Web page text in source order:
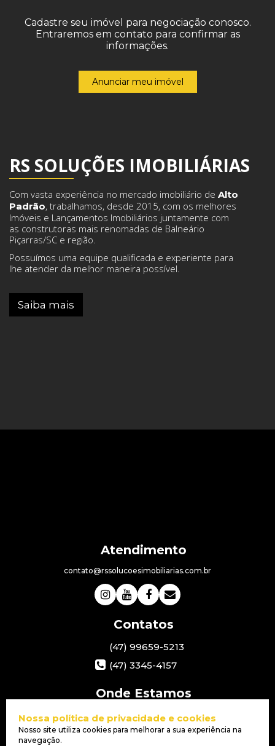
Nossa política de privacidade e cookies
Nosso site utiliza cookies para melhorar a sua experiência na
navegação.
Cadastre seu imóvel para negociação conosco.
Entraremos em contato para confirmar as
informações.
Anunciar meu imóvel
RS SOLUÇÕES IMOBILIÁRIAS
Com vasta experiência no mercado imobiliário de Alto
Padrão, trabalhamos, desde 2015, com os melhores
Imóveis e Lançamentos Imobiliários juntamente com
as construtoras mais renomadas de Balneário
Piçarras/SC e região.
Possuímos uma equipe qualificada e experiente para
lhe atender da melhor maneira possível.
Saiba mais
contato@rssolucoesimobiliarias.com.br
(47) 99659-5213
(47) 3345-4157
Av. Nereu Ramos , 3885
Esquina
com a Rua 3950, Itacolomi,